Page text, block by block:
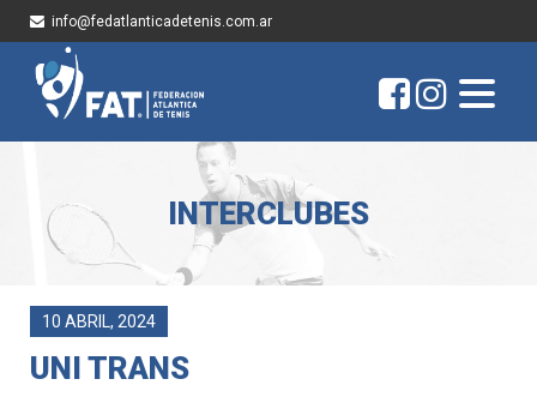
info@fedatlanticadetenis.com.ar
INTERCLUBES
10 ABRIL, 2024
UNI TRANS